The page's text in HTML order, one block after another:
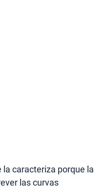
caracteriza porque la
las curvas